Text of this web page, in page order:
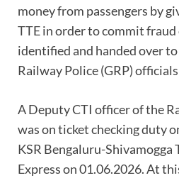
money from passengers by
TTE in order to commit fraud
identified and handed over
Railway Police (GRP)
A Deputy CTI officer of the
was on ticket checking duty
KSR Bengaluru-Shivamogga
Express on 01.06.2026. At